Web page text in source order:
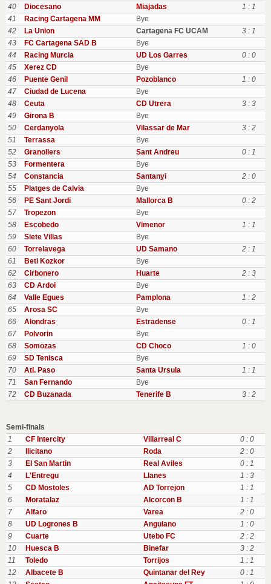
40
Diocesano Miajadas
1 : 1
41
Racing Cartagena MM
Bye
42
La Union Cartagena FC UCAM
3 : 1
43
FC Cartagena SAD B
Bye
44
Racing Murcia UD Los Garres
0 : 0
45
Xerez CD
Bye
46
Puente Genil Pozoblanco
1 : 0
47
Ciudad de Lucena
Bye
48
Ceuta CD Utrera
3 : 3
49
Girona B
Bye
50
Cerdanyola Vilassar de Mar
3 : 2
51
Terrassa
Bye
52
Granollers Sant Andreu
0 : 1
53
Formentera
Bye
54
Constancia Santanyi
2 : 0
55
Platges de Calvia
Bye
56
PE Sant Jordi Mallorca B
0 : 2
57
Tropezon
Bye
58
Escobedo Vimenor
1 : 1
59
Siete Villas
Bye
60
Torrelavega UD Samano
2 : 1
61
Beti Kozkor
Bye
62
Cirbonero Huarte
2 : 3
63
CD Ardoi
Bye
64
Valle Egues Pamplona
1 : 2
65
Arosa SC
Bye
66
Alondras Estradense
0 : 1
67
Polvorin
Bye
68
Somozas CD Choco
1 : 0
69
SD Tenisca
Bye
70
Atl. Paso Santa Ursula
1 : 1
71
San Fernando
Bye
72
CD Buzanada Tenerife B 3 : 2
Semi-finals
1
CF Intercity Villarreal C
0 : 0
2
Ilicitano Roda
2 : 0
3
EI San Martin Real Aviles
0 : 1
4
L'Entregu Llanes
1 : 3
5
CD Mostoles AD Torrejon
1 : 1
6
Moratalaz Alcorcon B
1 : 1
7
Alfaro Varea
2 : 0
8
UD Logrones B Anguiano
1 : 0
9
Cuarte Utebo FC
2 : 2
10
Huesca B Binefar
3 : 2
11
Toledo Torrijos
1 : 1
12
Albacete B Quintanar del Rey
0 : 1